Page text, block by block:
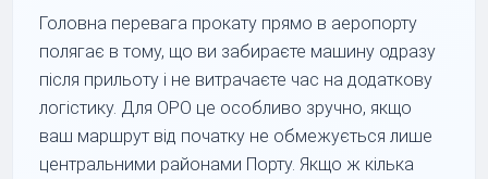
Головна перевага прокату прямо в аеропорту
полягає в тому, що ви забираєте машину одразу
після прильоту і не витрачаєте час на додаткову
логістику. Для OPO це особливо зручно, якщо
ваш маршрут від початку не обмежується лише
центральними районами Порту. Якщо ж кілька